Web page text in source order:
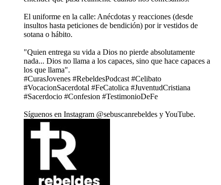
El uniforme en la calle: Anécdotas y reacciones (desde
insultos hasta peticiones de bendición) por ir vestidos de
sotana o hábito.
"Quien entrega su vida a Dios no pierde absolutamente
nada... Dios no llama a los capaces, sino que hace capaces a
los que llama".
#CurasJovenes #RebeldesPodcast #Celibato
#VocacionSacerdotal #FeCatolica #JuventudCristiana
#Sacerdocio #Confesion #TestimonioDeFe
Síguenos en Instagram ⁠⁠⁠⁠⁠⁠⁠⁠⁠⁠⁠⁠⁠⁠⁠⁠⁠⁠⁠⁠⁠⁠⁠⁠@sebuscanrebeldes⁠⁠⁠⁠⁠⁠⁠⁠⁠⁠⁠⁠⁠⁠⁠⁠⁠⁠⁠⁠⁠⁠ y ⁠⁠⁠⁠⁠⁠⁠⁠⁠⁠⁠⁠⁠⁠⁠⁠⁠⁠⁠⁠⁠⁠YouTube⁠⁠⁠⁠⁠⁠⁠⁠⁠⁠⁠⁠⁠⁠⁠⁠⁠⁠⁠⁠⁠⁠.